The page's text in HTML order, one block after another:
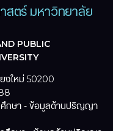
สตร์ มหาวิทยาลัย
PUBLIC
งใหม่ 50200
ศึกษา - ข้อมูลด้านปริญญา